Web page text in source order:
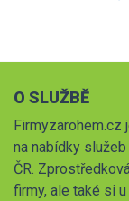
O SLUŽBĚ
Firmyzarohem.cz
na nabídky
ČR.
firmy, ale také si